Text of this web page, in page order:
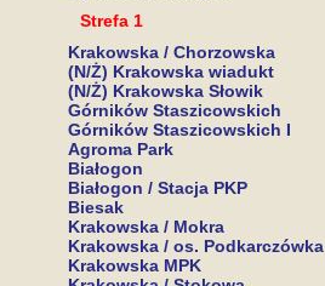
Strefa 1
Krakowska / Chorzowska
(N/Ż) Krakowska wiadukt
(N/Ż) Krakowska Słowik
Górników Staszicowskich
Górników Staszicowskich I
Agroma Park
Białogon
Białogon / Stacja PKP
Biesak
Krakowska / Mokra
Krakowska / os. Podkarczówka
Krakowska MPK